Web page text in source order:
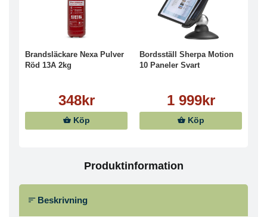
Brandsläckare Nexa Pulver
Röd 13A 2kg
348kr
Köp
Bordsställ Sherpa Motion
10 Paneler Svart
1 999kr
Köp
Produktinformation
Beskrivning